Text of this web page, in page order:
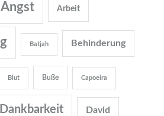
Angst Arbeit
Batjah Behinderung
Blut Buße Capoeira
Dankbarkeit David